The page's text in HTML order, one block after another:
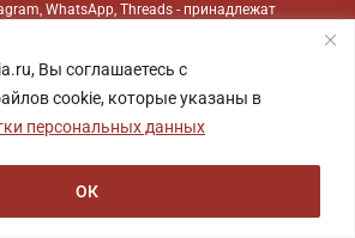
Вы соглашаетесь с
cookie, которые указаны в
персональных данных
ОК
WhatsApp, Threads - принадлежат